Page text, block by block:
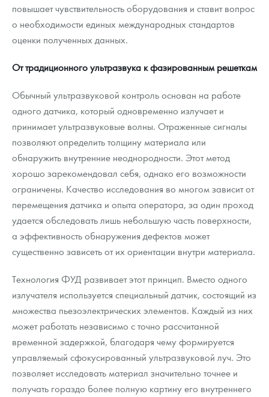
повышает чувствительность оборудования и ставит вопрос
о необходимости единых международных стандартов
оценки полученных данных.
От традиционного ультразвука к фазированным решеткам
Обычный ультразвуковой контроль основан на работе
одного датчика, который одновременно излучает и
принимает ультразвуковые волны. Отраженные сигналы
позволяют определить толщину материала или
обнаружить внутренние неоднородности. Этот метод
хорошо зарекомендовал себя, однако его возможности
ограничены. Качество исследования во многом зависит от
перемещения датчика и опыта оператора, за один проход
удается обследовать лишь небольшую часть поверхности,
а эффективность обнаружения дефектов может
существенно зависеть от их ориентации внутри материала.
Технология ФУД развивает этот принцип. Вместо одного
излучателя используется специальный датчик, состоящий из
множества пьезоэлектрических элементов. Каждый из них
может работать независимо с точно рассчитанной
временной задержкой, благодаря чему формируется
управляемый сфокусированный ультразвуковой луч. Это
позволяет исследовать материал значительно точнее и
получать гораздо более полную картину его внутреннего